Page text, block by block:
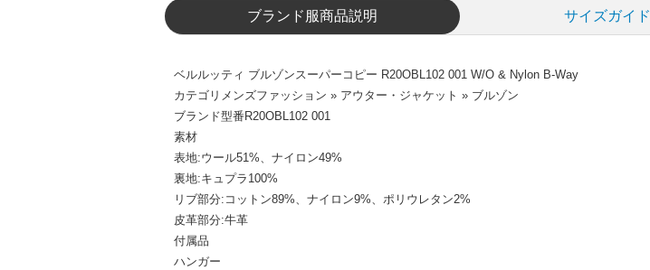
ブランド服商品説明 サイズガイド
ベルルッティ ブルゾンスーパーコピー R20OBL102 001 W/O & Nylon B-Way
カテゴリメンズファッション » アウター・ジャケット » ブルゾン
ブランド型番R20OBL102 001
素材
表地:ウール51%、ナイロン49%
裏地:キュプラ100%
リブ部分:コットン89%、ナイロン9%、ポリウレタン2%
皮革部分:牛革
付属品
ハンガー